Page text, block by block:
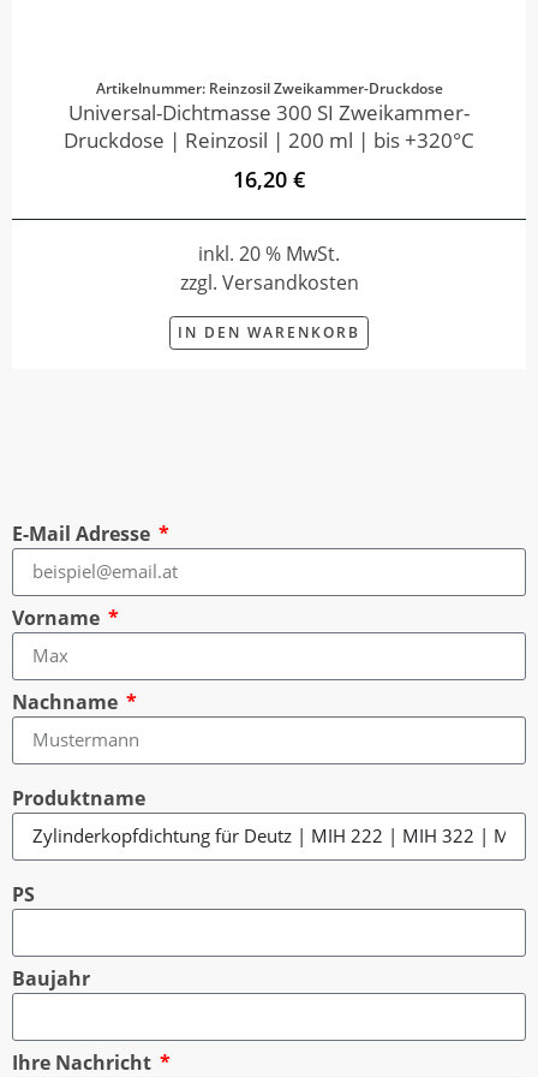
Artikelnummer: Reinzosil Zweikammer-Druckdose
Universal-Dichtmasse 300 SI Zweikammer-
Druckdose | Reinzosil | 200 ml | bis +320°C
16,20 €
inkl. 20 % MwSt.
zzgl. Versandkosten
IN DEN WARENKORB
E-Mail Adresse
Vorname
Nachname
Produktname
PS
Baujahr
Ihre Nachricht